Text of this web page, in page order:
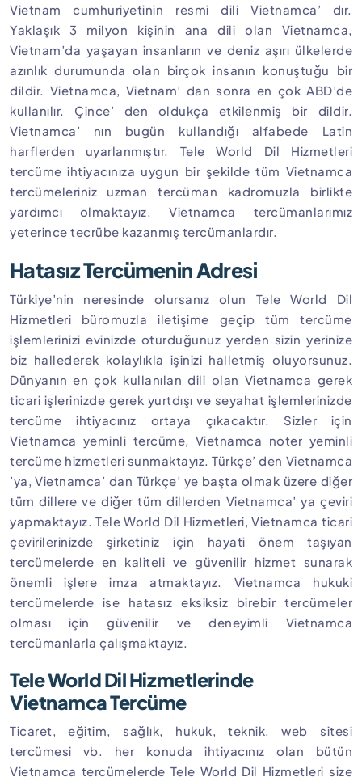
Vietnam cumhuriyetinin resmi dili Vietnamca’ dır.
Yaklaşık 3 milyon kişinin ana dili olan Vietnamca,
Vietnam’da yaşayan insanların ve deniz aşırı ülkelerde
azınlık durumunda olan birçok insanın konuştuğu bir
dildir. Vietnamca, Vietnam’ dan sonra en çok ABD’de
kullanılır. Çince’ den oldukça etkilenmiş bir dildir.
Vietnamca’ nın bugün kullandığı alfabede Latin
harflerden uyarlanmıştır. Tele World Dil Hizmetleri
tercüme ihtiyacınıza uygun bir şekilde tüm Vietnamca
tercümeleriniz uzman tercüman kadromuzla birlikte
yardımcı olmaktayız. Vietnamca tercümanlarımız
yeterince tecrübe kazanmış tercümanlardır.
Hatasız Tercümenin Adresi
Türkiye’nin neresinde olursanız olun Tele World Dil
Hizmetleri büromuzla iletişime geçip tüm tercüme
işlemlerinizi evinizde oturduğunuz yerden sizin yerinize
biz hallederek kolaylıkla işinizi halletmiş oluyorsunuz.
Dünyanın en çok kullanılan dili olan Vietnamca gerek
ticari işlerinizde gerek yurtdışı ve seyahat işlemlerinizde
tercüme ihtiyacınız ortaya çıkacaktır. Sizler için
Vietnamca yeminli tercüme, Vietnamca noter yeminli
tercüme hizmetleri sunmaktayız. Türkçe’ den Vietnamca
’ya, Vietnamca’ dan Türkçe’ ye başta olmak üzere diğer
tüm dillere ve diğer tüm dillerden Vietnamca’ ya çeviri
yapmaktayız. Tele World Dil Hizmetleri, Vietnamca ticari
çevirilerinizde şirketiniz için hayati önem taşıyan
tercümelerde en kaliteli ve güvenilir hizmet sunarak
önemli işlere imza atmaktayız. Vietnamca hukuki
tercümelerde ise hatasız eksiksiz birebir tercümeler
olması için güvenilir ve deneyimli Vietnamca
tercümanlarla çalışmaktayız.
Tele World Dil Hizmetlerinde
Vietnamca Tercüme
Ticaret, eğitim, sağlık, hukuk, teknik, web sitesi
tercümesi vb. her konuda ihtiyacınız olan bütün
Vietnamca tercümelerde Tele World Dil Hizmetleri size